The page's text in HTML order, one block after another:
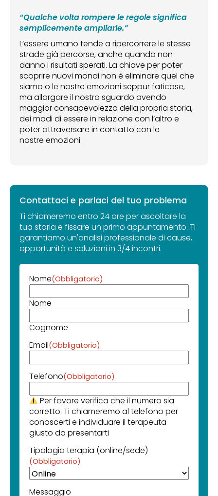
“Qualche volta rompere le regole significa
semplicemente ampliarle.”
L’essere umano tende a ripercorrere le stesse
strade già percorse, anche quando non
danno i risultati sperati. La chiave per poter
scoprire nuovi mondi non è eliminare quel che
siamo o le nostre emozioni seppur faticose,
ma allargare il nostro sguardo avendo
maggior consapevolezza della propria storia,
dei modi di essere in relazione con l’altro e
poter attraversare in contatto con le
nostre emozioni.
Contattaci e parlaci del tuo problema
Ti chiameremo entro 24 ore per ascoltare la
tua storia e fissare un primo appuntamento. Ti
garantiamo un'analisi professionale di cause,
opportunità e soluzioni in 3/4 incontri.
Nome(Obbligatorio)
Nome
Cognome
Email(Obbligatorio)
Telefono(Obbligatorio)
Per favore verifica che il numero sia
corretto. Ti chiameremo al telefono per
conoscerti e individuare il terapeuta
giusto da presentarti
Tipologia terapia (online/sede)
(Obbligatorio)
Messaggio